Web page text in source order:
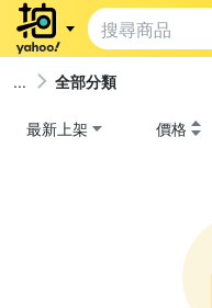
全部分類
最新上架 價格